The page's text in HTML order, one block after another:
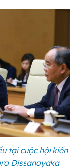
tại cuộc hội kiến
Dissanayaka